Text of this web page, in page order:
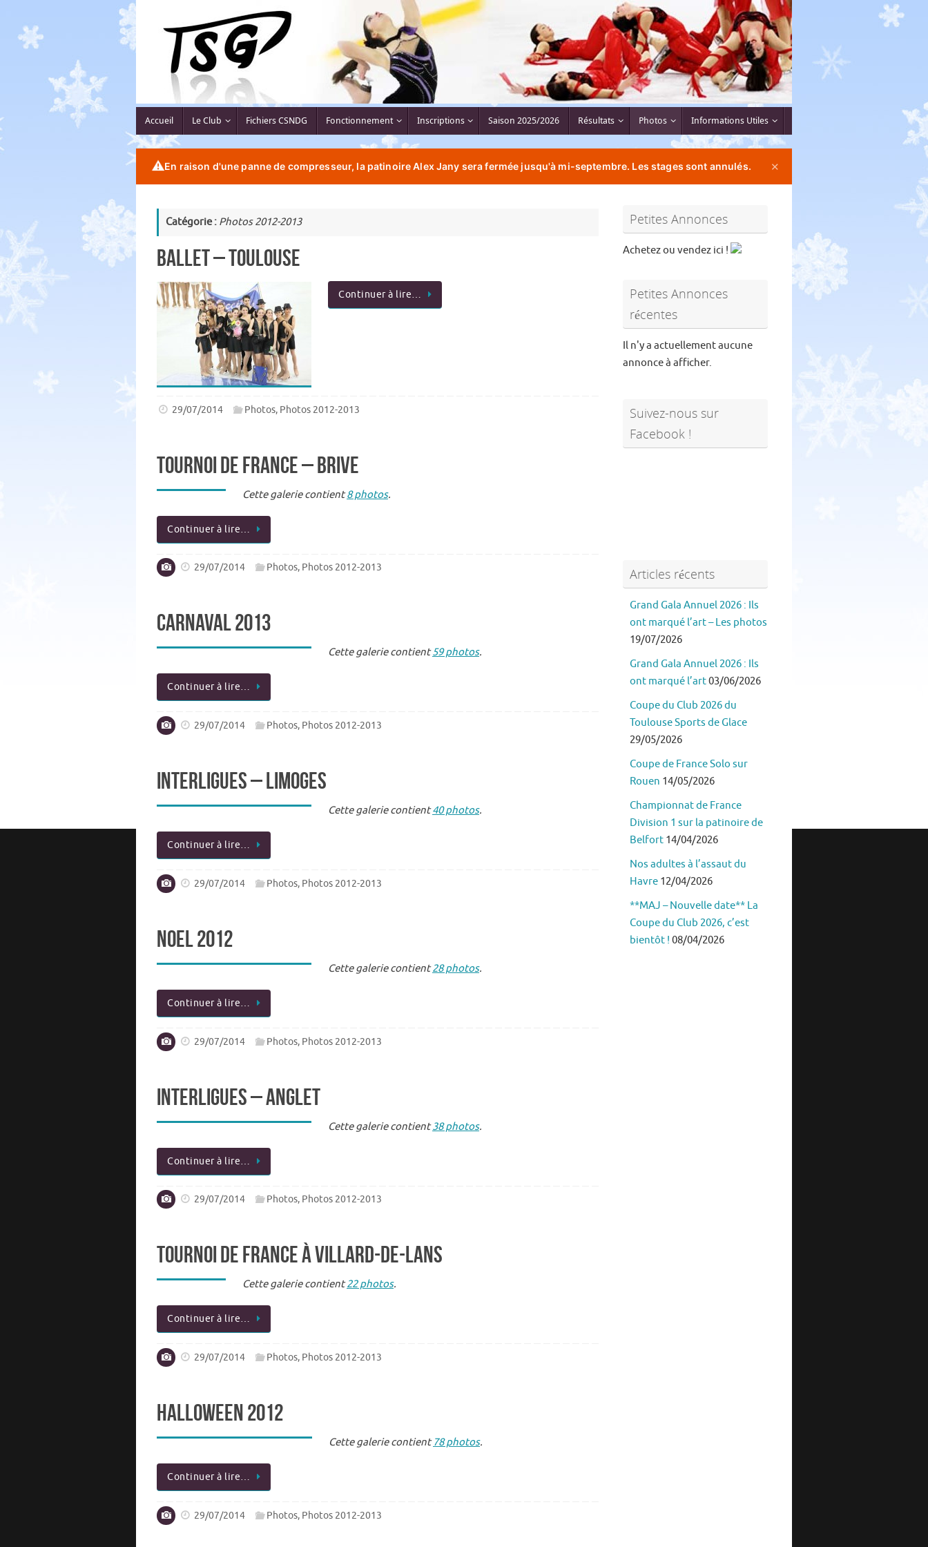
contenu
contenu
Accueil Le Club Fichiers CSNDG Fonctionnement Inscriptions Saison 2025/2026 Résultats Photos Informations Utiles
⚠️En raison d'une panne de compresseur, la patinoire Alex Jany sera fermée jusqu'à mi-septembre. Les stages sont annulés. ✕
Catégorie : Photos 2012-2013
Ballet – Toulouse
Continuer à lire…
29/07/2014 Photos, Photos 2012-2013
Tournoi de France – Brive
Cette galerie contient8 photos.
Continuer à lire…
29/07/2014 Photos, Photos 2012-2013
Carnaval 2013
Cette galerie contient59 photos.
Continuer à lire…
29/07/2014 Photos, Photos 2012-2013
Interligues – Limoges
Cette galerie contient40 photos.
Continuer à lire…
29/07/2014 Photos, Photos 2012-2013
Noel 2012
Cette galerie contient28 photos.
Continuer à lire…
29/07/2014 Photos, Photos 2012-2013
Interligues – Anglet
Cette galerie contient38 photos.
Continuer à lire…
29/07/2014 Photos, Photos 2012-2013
Tournoi de France à Villard-de-Lans
Cette galerie contient22 photos.
Continuer à lire…
29/07/2014 Photos, Photos 2012-2013
Halloween 2012
Cette galerie contient78 photos.
Continuer à lire…
29/07/2014 Photos, Photos 2012-2013
Petites Annonces
Achetez ou vendez ici !
Petites Annonces
récentes
Il n'y a actuellement aucune
annonce à afficher.
Suivez-nous sur
Facebook !
Articles récents
Grand Gala Annuel 2026 : Ils
ont marqué l’art – Les photos
19/07/2026
Grand Gala Annuel 2026 : Ils
ont marqué l’art03/06/2026
Coupe du Club 2026 du
Toulouse Sports de Glace
29/05/2026
Coupe de France Solo sur
Rouen 14/05/2026
Championnat de France
Division 1 sur la patinoire de
Belfort 14/04/2026
Nos adultes à l’assaut du
Havre 12/04/2026
**MAJ – Nouvelle date** La
Coupe du Club 2026, c’est
bientôt ! 08/04/2026